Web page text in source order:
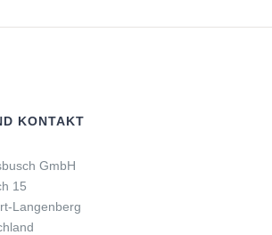
KONTAKT
GmbH
15
Langenberg